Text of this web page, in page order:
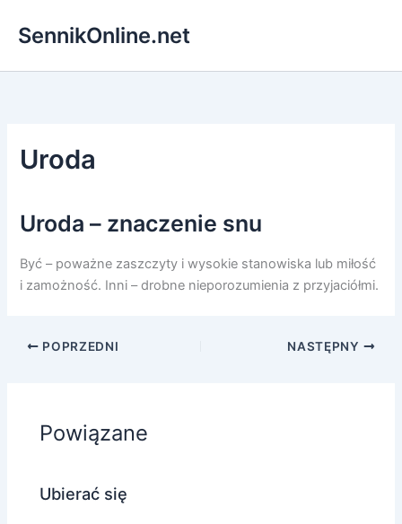
SennikOnline.net
Uroda
Uroda – znaczenie snu
Być – poważne zaszczyty i wysokie stanowiska lub miłość
i zamożność. Inni – drobne nieporozumienia z przyjaciółmi.
POPRZEDNI NASTĘPNY
Powiązane
Ubierać się